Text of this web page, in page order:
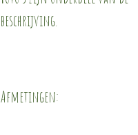
beschrijving.
Afmetingen: